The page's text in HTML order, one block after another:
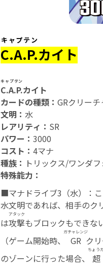
C.A.P.
キャプテン
カイト
C.A.P.
キャプテン
カイト
カードの種類： GRクリーチ
文明： 水
レアリティ： SR
パワー： 3000
コスト： 4マナ
種族： トリックス/ワンダ
特殊能力：
■マナドライブ3（水）：
水文明であれば、相手のク
は攻撃
アタック
もブロックもできな
（ゲーム開始時、
GR
ガチャレンジ
ク
のゾーンに行った場合、
ちょう